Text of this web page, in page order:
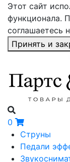
Этот сайт
функционала.
соглашаетесь
Принять и
0
Струны
Педали